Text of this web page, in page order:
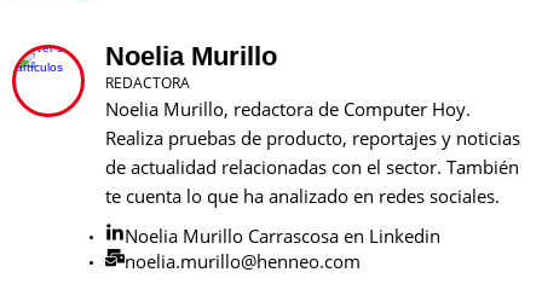
Noelia Murillo
REDACTORA
Noelia Murillo, redactora de Computer Hoy.
Realiza pruebas de producto, reportajes y noticias
de actualidad relacionadas con el sector. También
te cuenta lo que ha analizado en redes sociales.
Noelia Murillo Carrascosa en Linkedin
noelia.murillo@henneo.com